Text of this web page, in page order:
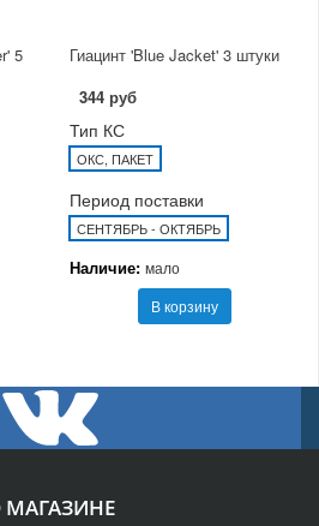
5
Гиацинт 'Blue Jacket' 3 штуки
344 руб
Тип КС
ОКС, ПАКЕТ
Период поставки
СЕНТЯБРЬ - ОКТЯБРЬ
Наличие: мало
В корзину
МАГАЗИНЕ